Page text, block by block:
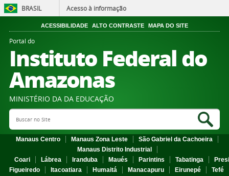
BRASIL Acesso à informação
ACESSIBILIDADE ALTO CONTRASTE MAPA DO SITE
Portal do
Instituto Federal do
Amazonas
MINISTÉRIO DA DA EDUCAÇÃO
Search Site
Manaus Centro Manaus Zona Leste
São Gabriel da Cachoeira
Manaus Distrito Industrial
Coari
Lábrea Iranduba Maués Parintins Tabatinga
Figueiredo
Itacoatiara Humaitá Manacapuru Eirunepé
Tefé